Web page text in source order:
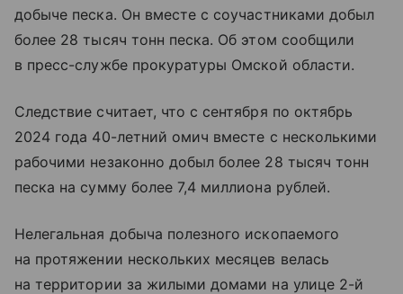
добыче песка. Он вместе с соучастниками добыл
более 28 тысяч тонн песка. Об этом сообщили
в пресс-службе прокуратуры Омской области.
Следствие считает, что с сентября по октябрь
2024 года 40-летний омич вместе с несколькими
рабочими незаконно добыл более 28 тысяч тонн
песка на сумму более 7,4 миллиона рублей.
Нелегальная добыча полезного ископаемого
на протяжении нескольких месяцев велась
на территории за жилыми домами на улице 2-й